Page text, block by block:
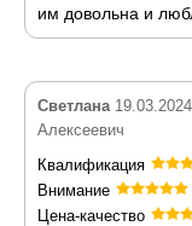
им довольна и
Светлана
Алексеевич
Квалификация
Внимание
Цена-качество